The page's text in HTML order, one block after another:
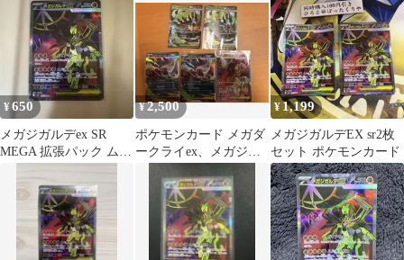
¥650
メガジガルデex SR
MEGA 拡張パック ムニ
¥2,500
ポケモンカード メガダ
ークライex、メガジガ
¥ 1,199
メガジガルデEX sr2枚
セット ポケモンカード